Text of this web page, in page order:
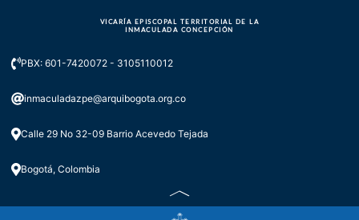
Episodio especial - Monseñor
VICARÍA EPISCOPAL TERRITORIAL DE LA
INMACULADA CONCEPCIÓN
PBX: 601-7420072 - 3105110012
inmaculadazpe@arquibogota.org.co
Calle 29 No 32-09 Barrio Acevedo Tejada
Bogotá, Colombia